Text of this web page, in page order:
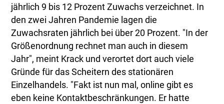
jährlich 9 bis 12 Prozent Zuwachs verzeichnet. In
den zwei Jahren Pandemie lagen die
Zuwachsraten jährlich bei über 20 Prozent. "In der
Größenordnung rechnet man auch in diesem
Jahr", meint Krack und verortet dort auch viele
Gründe für das Scheitern des stationären
Einzelhandels. "Fakt ist nun mal, online gibt es
eben keine Kontaktbeschränkungen. Er hatte